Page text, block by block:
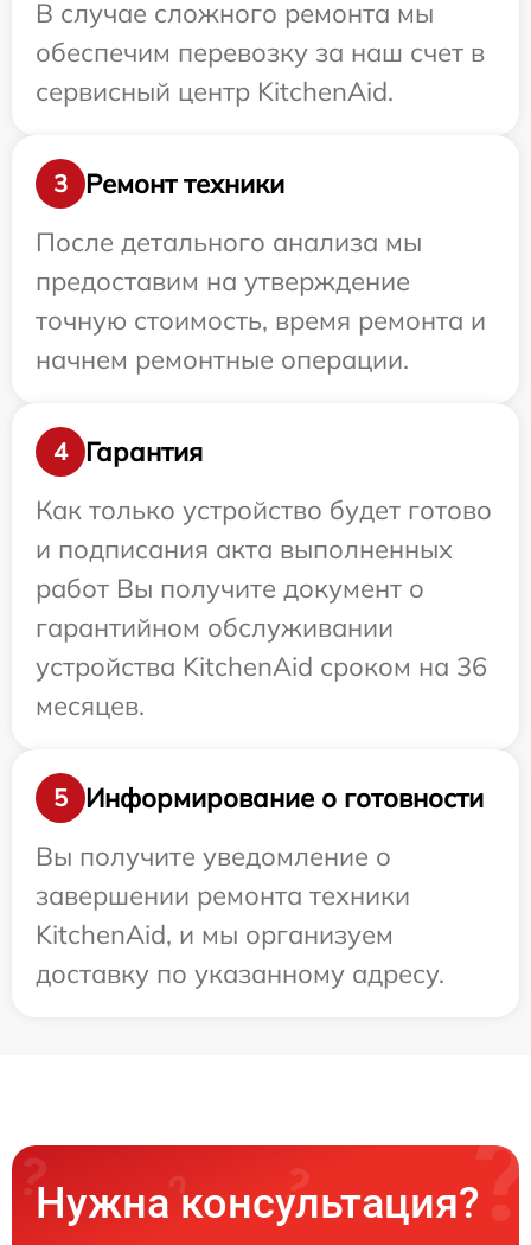
В случае сложного ремонта мы
обеспечим перевозку за наш счет в
сервисный центр KitchenAid.
3
Ремонт техники
После детального анализа мы
предоставим на утверждение
точную стоимость, время ремонта и
начнем ремонтные операции.
4
Гарантия
Как только устройство будет готово
и подписания акта выполненных
работ Вы получите документ о
гарантийном обслуживании
устройства KitchenAid сроком на 36
месяцев.
5
Информирование о готовности
Вы получите уведомление о
завершении ремонта техники
KitchenAid, и мы организуем
доставку по указанному адресу.
Нужна консультация?